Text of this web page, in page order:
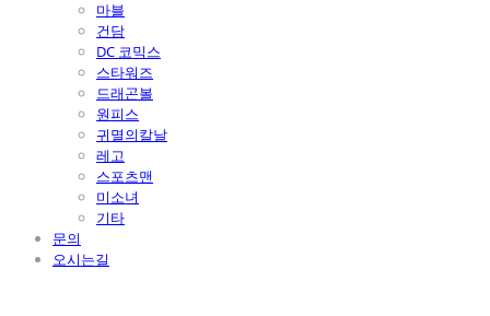
마블
건담
DC 코믹스
스타워즈
드래곤볼
원피스
귀멸의칼날
레고
스포츠맨
미소녀
기타
문의
오시는길